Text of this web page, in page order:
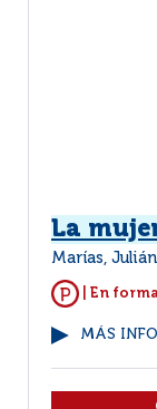
La
Marías, Julián
| En
MÁS